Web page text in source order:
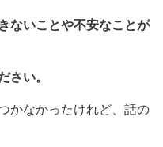
ないことや不安なことが
さい。
かなかったけれど、話の